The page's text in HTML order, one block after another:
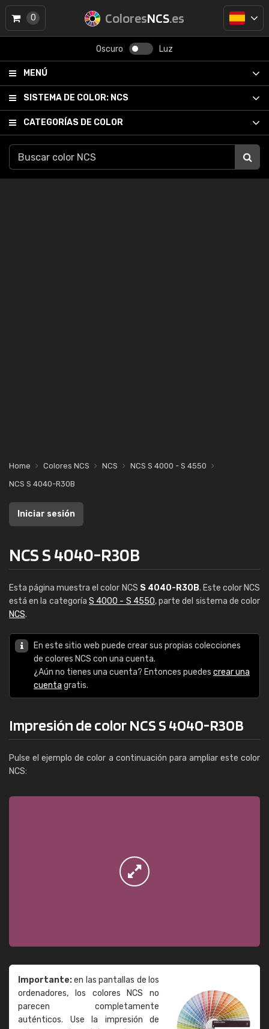
ColoresNCS.es
Oscuro Luz
MENÚ
SISTEMA DE COLOR: NCS
CATEGORÍAS DE COLOR
0
Home Colores NCS NCS
NCS S 4000 - S 4550
NCS S 4040-R30B
Iniciar sesión
NCS S 4040-R30B
Esta página muestra el color NCS S 4040-R30B. Este color NCS
está en la categoría S 4000 - S 4550, parte del sistema de color
NCS.
En este sitio web puede crear sus propias colecciones
de colores NCS con una cuenta.
¿Aún no tienes una cuenta? Entonces puedes crear una
cuenta gratis.
Impresión de color NCS S 4040-R30B
Pulse el ejemplo de color a continuación para ampliar este color
NCS:
Importante:en las pantallas de los
ordenadores, los colores NCS no
parecen completamente
auténticos. Use la impresión de